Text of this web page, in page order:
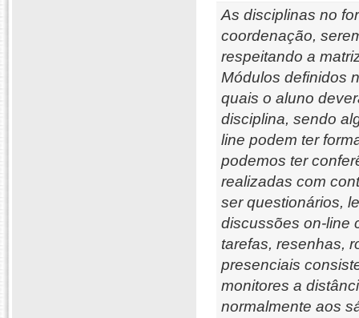
As disciplinas no
coordenação,
respeitando a
Módulos definidos
quais o aluno
disciplina, sendo
line podem ter
podemos ter
realizadas com
ser questionários,
discussões on-line
tarefas, resenhas,
presenciais
monitores a
normalmente aos